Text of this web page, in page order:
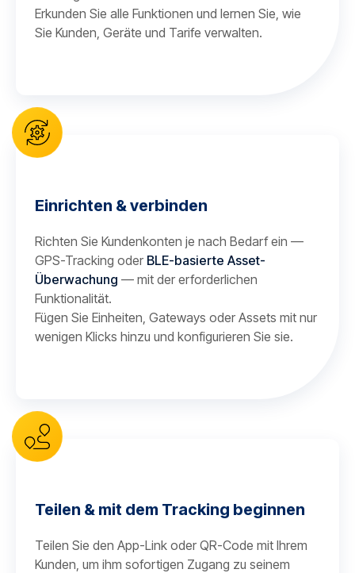
Erkunden Sie alle Funktionen und lernen Sie, wie
Sie Kunden, Geräte und Tarife verwalten.
Einrichten & verbinden
Richten Sie Kundenkonten je nach Bedarf ein —
GPS-Tracking oder BLE-basierte Asset-
Überwachung — mit der erforderlichen
Funktionalität.
Fügen Sie Einheiten, Gateways oder Assets mit nur
wenigen Klicks hinzu und konfigurieren Sie sie.
Teilen & mit dem Tracking beginnen
Teilen Sie den App-Link oder QR-Code mit Ihrem
Kunden, um ihm sofortigen Zugang zu seinem